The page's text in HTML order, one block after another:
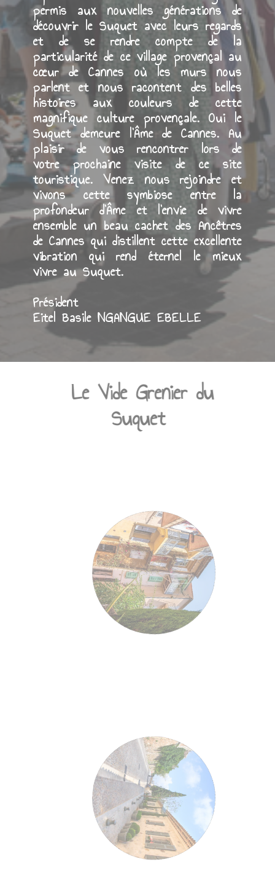
l’intergénérationnel. Tous les âges sont
représentés. Les anciens ont toujours
permis aux nouvelles générations de
découvrir le Suquet avec leurs regards
et de se rendre compte de la
particularité de ce village provençal au
cœur de Cannes où les murs nous
parlent et nous racontent des belles
histoires aux couleurs de cette
magnifique culture provençale. Oui le
Suquet demeure l'Âme de Cannes. Au
plaisir de vous rencontrer lors de
votre prochaine visite de ce site
touristique. Venez nous rejoindre et
vivons cette symbiose entre la
profondeur d'Âme et l’envie de vivre
ensemble un beau cachet des Ancêtres
de Cannes qui distillent cette excellente
vibration qui rend éternel le mieux
vivre au Suquet.
Président
Eitel Basile NGANGUE EBELLE
Le Vide Grenier du